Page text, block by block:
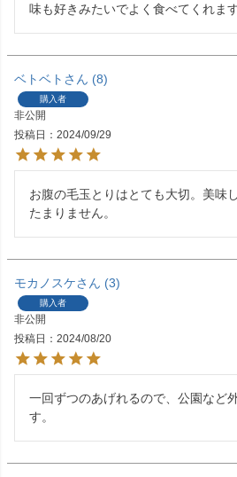
味も好きみたいでよく食べてくれま
ベトベト 8
購入者
非公開
投稿日
2024/09/29
お腹の毛玉とりはとても大切。美味
たまりません。
モカノスケ 3
購入者
非公開
投稿日
2024/08/20
一回ずつのあげれるので、公園など
す。